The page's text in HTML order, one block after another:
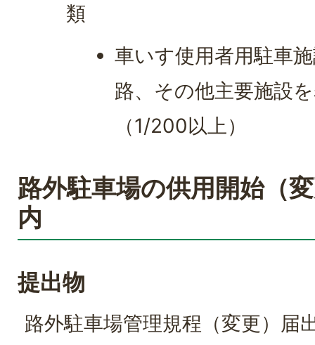
類
車いす使用者用駐車
路、その他主要施設
（1/200以上）
路外駐車場の供用開始（
内
提出物
路外駐車場管理規程（変更）届